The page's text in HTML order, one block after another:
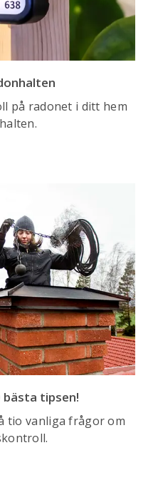
på radonet i ditt hem
tipsen!
tio vanliga frågor om